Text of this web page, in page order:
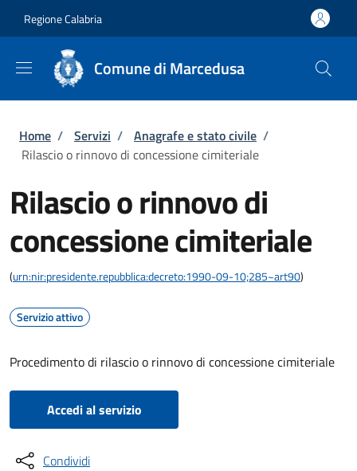
Regione Calabria
Comune di Marcedusa
Briciole di pane
Home / Servizi / Anagrafe e stato civile /
Rilascio o rinnovo di concessione cimiteriale
Rilascio o rinnovo di
concessione cimiteriale
(urn:nir:presidente.repubblica:decreto:1990-09-10;285~art90)
Servizio attivo
Procedimento di rilascio o rinnovo di concessione cimiteriale
Accedi al servizio
Condividi